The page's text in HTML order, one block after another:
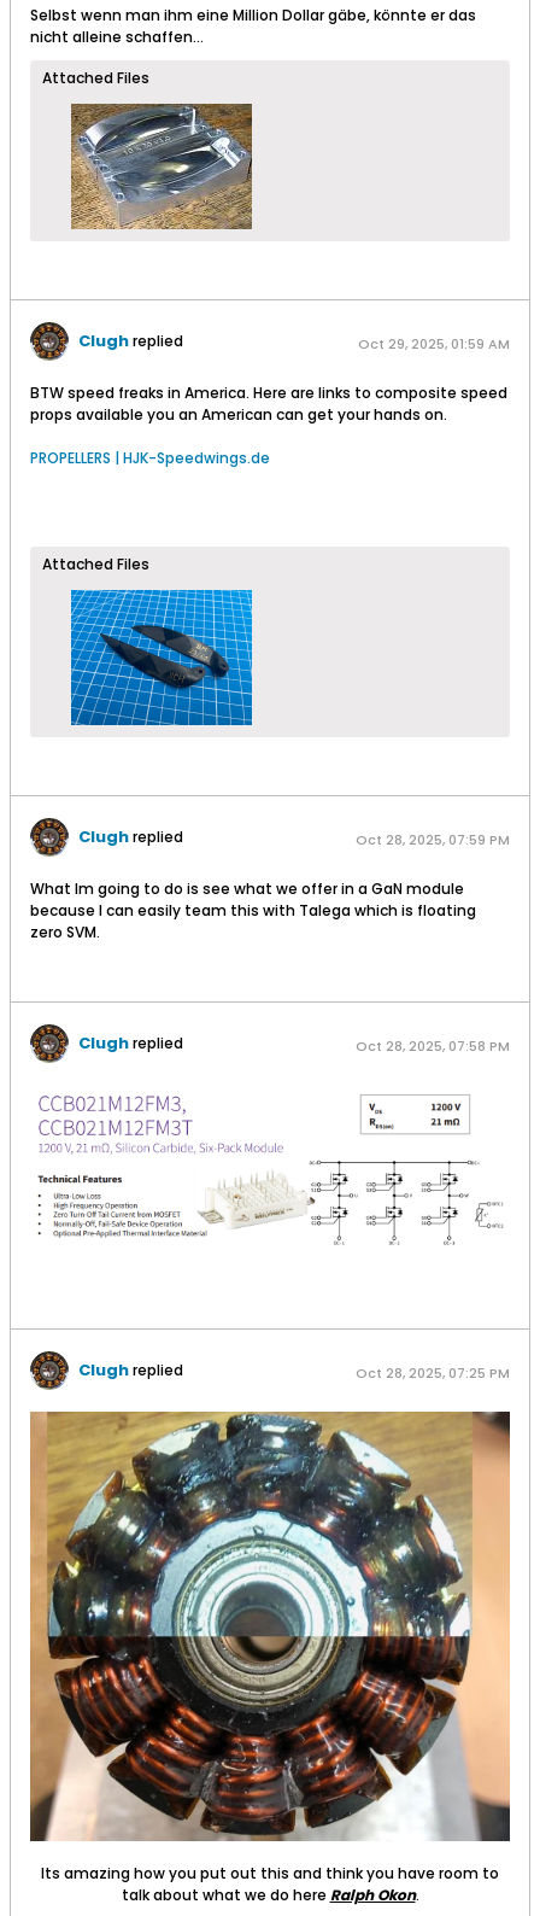
Selbst wenn man ihm eine Million Dollar gäbe, könnte er das
nicht alleine schaffen...
Attached Files
Clughreplied Oct 29, 2025, 01:59 AM
BTW speed freaks in America. Here are links to composite speed
props available you an American can get your hands on.
PROPELLERS | HJK-Speedwings.de
Attached Files
Clughreplied Oct 28, 2025, 07:59 PM
What Im going to do is see what we offer in a GaN module
because I can easily team this with Talega which is floating
zero SVM.
Clughreplied Oct 28, 2025, 07:58 PM
Clughreplied Oct 28, 2025, 07:25 PM
Its amazing how you put out this and think you have room to
talk about what we do here Ralph Okon.